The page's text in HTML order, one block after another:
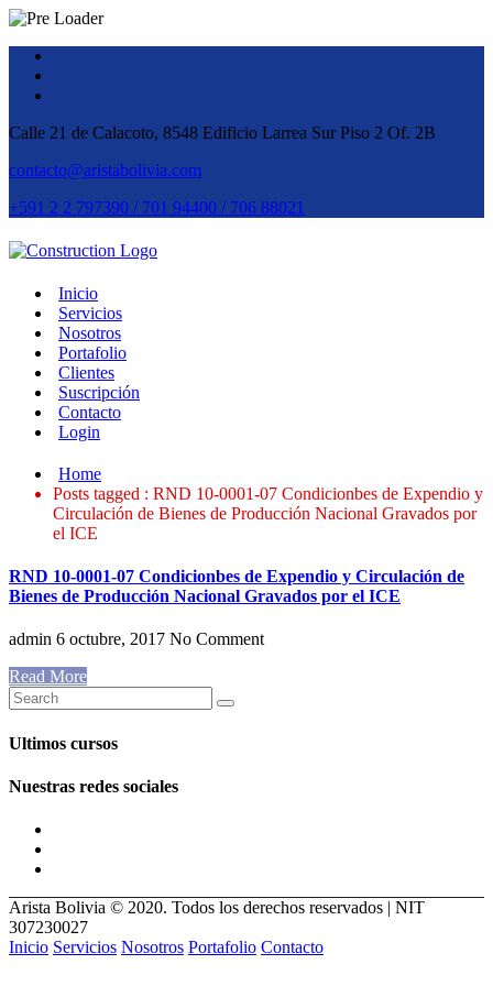
Calle 21 de Calacoto, 8548 Edificio Larrea Sur Piso 2 Of. 2B
contacto@aristabolivia.com
+591 2 2 797390 / 701 94400 / 706 88021
Inicio
Servicios
Nosotros
Portafolio
Clientes
Suscripción
Contacto
Login
Home
Posts tagged : RND 10-0001-07 Condicionbes de Expendio y
Circulación de Bienes de Producción Nacional Gravados por
el ICE
RND 10-0001-07 Condicionbes de Expendio y Circulación de
Bienes de Producción Nacional Gravados por el ICE
admin 6 octubre, 2017 No Comment
Read More
Ultimos cursos
Nuestras redes sociales
Arista Bolivia © 2020. Todos los derechos reservados | NIT
307230027
Inicio Servicios Nosotros Portafolio Contacto